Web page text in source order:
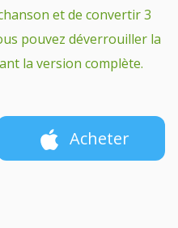
et de convertir 3
pouvez déverrouiller la
la version complète.
Acheter